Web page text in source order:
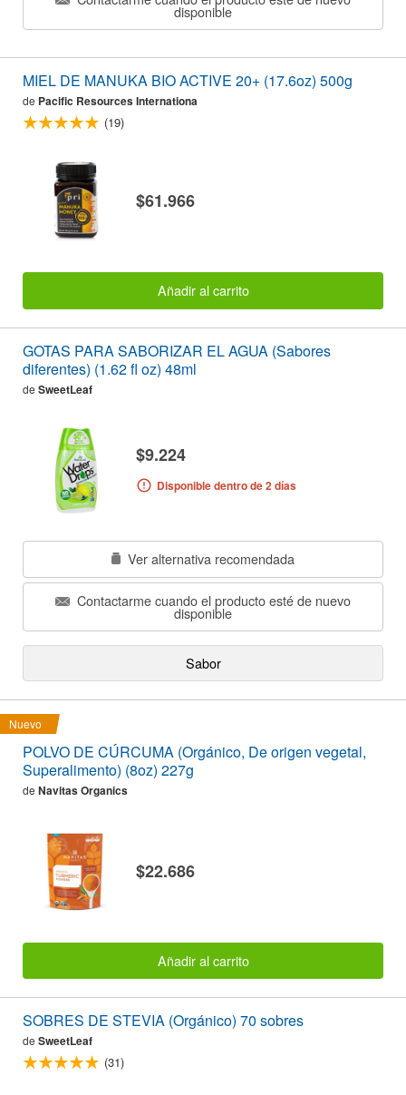
disponible
MIEL DE MANUKA BIO ACTIVE 20+ (17.6oz) 500g
de Pacific Resources Internationa
(19)
$61.966
Añadir al carrito
GOTAS PARA SABORIZAR EL AGUA (Sabores
diferentes) (1.62 fl oz) 48ml
de SweetLeaf
$9.224
Disponible dentro de 2 días
Ver alternativa recomendada
Contactarme cuando el producto esté de nuevo
disponible
Sabor
Nuevo
POLVO DE CÚRCUMA (Orgánico, De origen vegetal,
Superalimento) (8oz) 227g
de Navitas Organics
$22.686
Añadir al carrito
SOBRES DE STEVIA (Orgánico) 70 sobres
de SweetLeaf
(31)